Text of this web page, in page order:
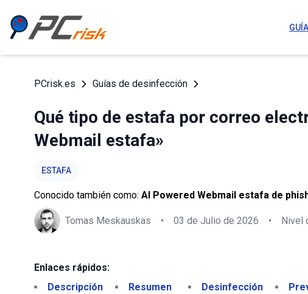
PCrisk.es Guías de desinfección
Qué tipo de estafa por correo
Webmail estafa»
ESTAFA
Conocido también como: AI Powered Webmail estafa de
Tomas Meskauskas • 03 de Julio de 2026 • Nivel
Enlaces rápidos:
Descripción
Resumen Desinfección